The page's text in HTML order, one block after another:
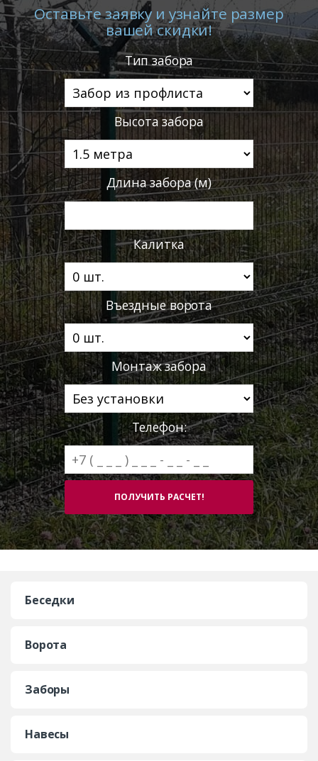
Оставьте заявку и узнайте размер
вашей скидки!
Тип забора
Высота забора
Длина забора (м)
Калитка
Въездные ворота
Монтаж забора
Телефон:
Беседки
Ворота
Заборы
Навесы